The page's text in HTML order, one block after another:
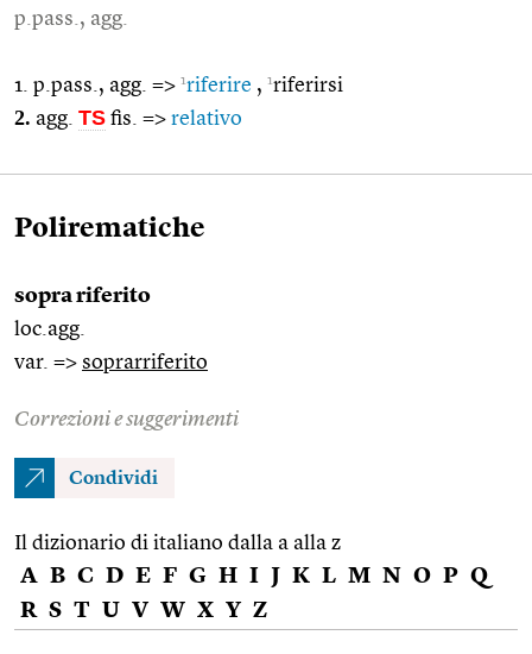
p.pass., agg.
1. p.pass., agg. => 1riferire , 1riferirsi
2. agg. TS fis. => relativo
Polirematiche
sopra riferito
loc.agg.
var. => soprarriferito
Correzioni e suggerimenti
Condividi
Il dizionario di italiano dalla a alla z
A B C D E F G H I J K L M N O P Q
R S T U V W X Y Z